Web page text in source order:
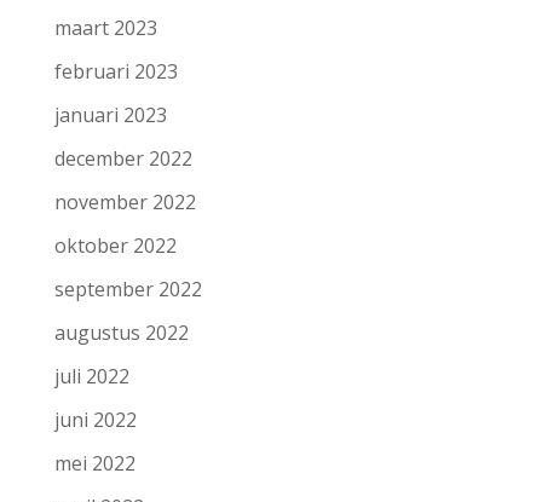
maart 2023
februari 2023
januari 2023
december 2022
november 2022
oktober 2022
september 2022
augustus 2022
juli 2022
juni 2022
mei 2022